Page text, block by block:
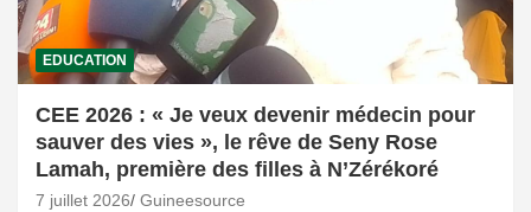
EDUCATION
CEE 2026 : « Je veux devenir médecin pour
sauver des vies », le rêve de Seny Rose
Lamah, première des filles à N’Zérékoré
7 juillet 2026 Guineesource